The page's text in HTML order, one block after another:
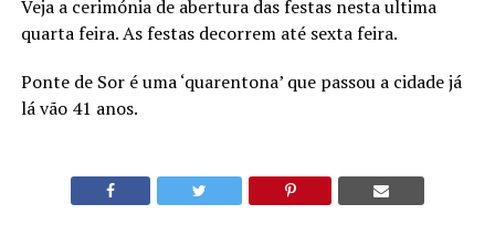
Veja a cerimónia de abertura das festas nesta ultima
quarta feira. As festas decorrem até sexta feira.
Ponte de Sor é uma ‘quarentona’ que passou a cidade já
lá vão 41 anos.